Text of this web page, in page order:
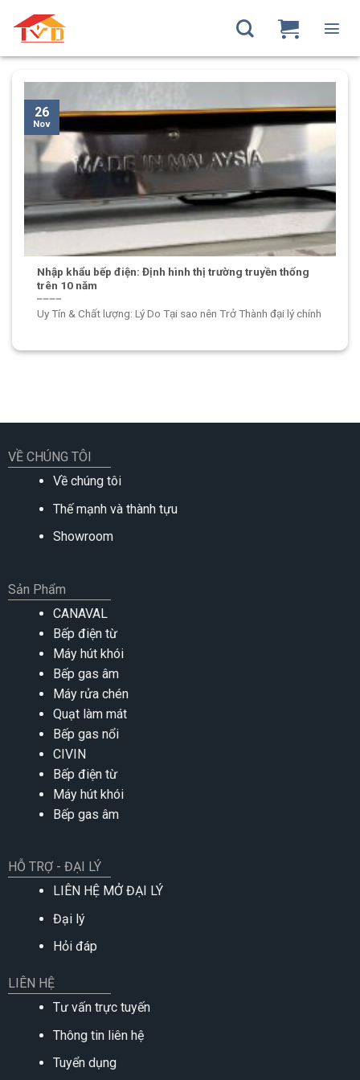
TAG ARCHIVES: NHẬP KHẨU BẾP ĐIỆN
Nhập khẩu bếp điện: Định hình thị trường truyền thống
trên 10 năm
Uy Tín & Chất lượng: Lý Do Tại sao nên Trở Thành đại lý chính
26
Nov
VỀ CHÚNG TÔI
Về chúng tôi
Thế mạnh và thành tựu
Showroom
Sản Phẩm
CANAVAL
Bếp điện từ
Máy hút khói
Bếp gas âm
Máy rửa chén
Quạt làm mát
Bếp gas nổi
CIVIN
Bếp điện từ
Máy hút khói
Bếp gas âm
HỖ TRỢ - ĐẠI LÝ
LIÊN HỆ MỞ ĐẠI LÝ
Đại lý
Hỏi đáp
LIÊN HỆ
Tư vấn trực tuyến
Thông tin liên hệ
Tuyển dụng